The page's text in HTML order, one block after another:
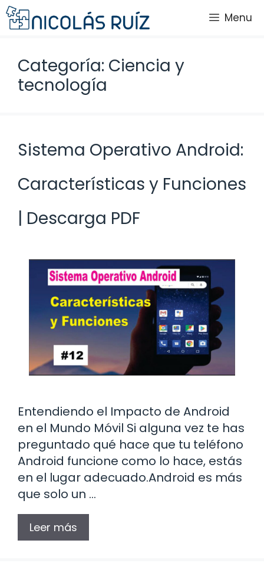
Saltar
al
Menu
Categoría: Ciencia y
tecnología
Sistema Operativo Android:
Características y Funciones
| Descarga PDF
Entendiendo el Impacto de Android
en el Mundo Móvil Si alguna vez te has
preguntado qué hace que tu teléfono
Android funcione como lo hace, estás
en el lugar adecuado.Android es más
que solo un …
Leer más